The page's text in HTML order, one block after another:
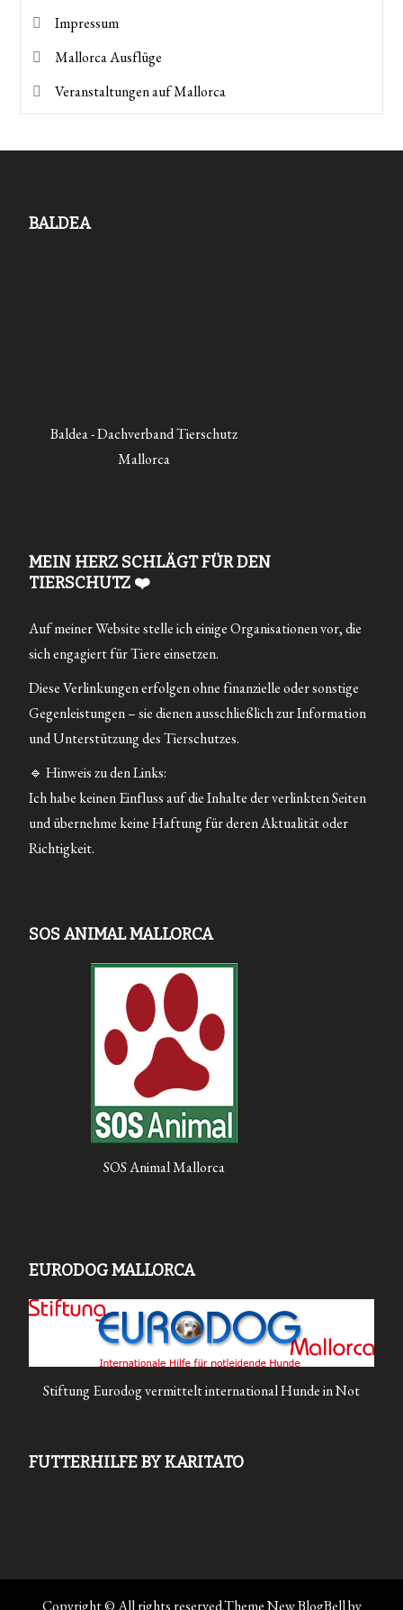
Impressum
Mallorca Ausflüge
Veranstaltungen auf Mallorca
BALDEA
Baldea - Dachverband Tierschutz
Mallorca
MEIN HERZ SCHLÄGT FÜR DEN
TIERSCHUTZ ❤️
Auf meiner Website stelle ich einige Organisationen vor, die
sich engagiert für Tiere einsetzen.
Diese Verlinkungen erfolgen ohne finanzielle oder sonstige
Gegenleistungen – sie dienen ausschließlich zur Information
und Unterstützung des Tierschutzes.
🔹 Hinweis zu den Links:
Ich habe keinen Einfluss auf die Inhalte der verlinkten Seiten
und übernehme keine Haftung für deren Aktualität oder
Richtigkeit.
SOS ANIMAL MALLORCA
SOS Animal Mallorca
EURODOG MALLORCA
Stiftung Eurodog vermittelt international Hunde in Not
FUTTERHILFE BY KARITATO
Copyright © All rights reserved.Theme New BlogBell by